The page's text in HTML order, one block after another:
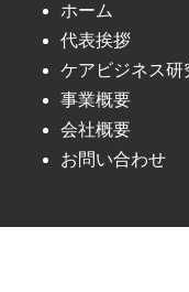
ホーム
代表挨拶
ケアビジネス研
事業概要
会社概要
お問い合わせ